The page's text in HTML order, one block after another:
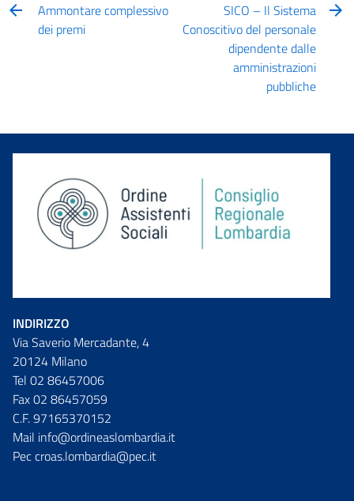
Ammontare complessivo
dei premi
SICO – Il Sistema
Conoscitivo del personale
dipendente dalle
amministrazioni
pubbliche
INDIRIZZO
Via Saverio Mercadante, 4
20124 Milano
Tel 02 86457006
Fax 02 86457059
C.F. 97165370152
Mail info@ordineaslombardia.it
Pec croas.lombardia@pec.it